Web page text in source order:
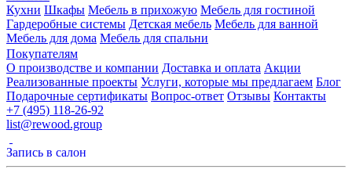
Кухни Шкафы Мебель в прихожую Мебель для гостиной
Гардеробные системы Детская мебель Мебель для ванной
Мебель для дома Мебель для спальни
Покупателям
О производстве и компании Доставка и оплата Акции
Реализованные проекты Услуги, которые мы предлагаем Блог
Подарочные сертификаты Вопрос-ответ Отзывы Контакты
+7 (495) 118-26-92
list@rewood.group
Запись в салон